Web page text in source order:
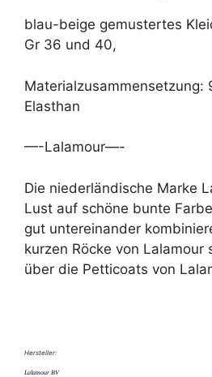
blau-beige gemustertes
Gr 36 und 40,
Materialzusammensetzung:
Elasthan
—-Lalamour—-
Die niederländische Marke
Lust auf schöne bunte
gut untereinander
kurzen Röcke von Lalamour
über die Petticoats von
Hersteller:
Lalamour BV